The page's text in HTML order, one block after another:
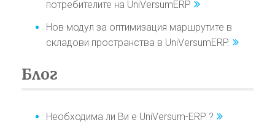
потребителите на UniVersumERP
Нов модул за оптимизация маршрутите в
складови пространства в UniVersumERP.
Блог
Необходима ли Ви е UniVersum-ERP ?